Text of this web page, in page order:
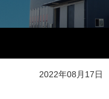
2022年08月17日